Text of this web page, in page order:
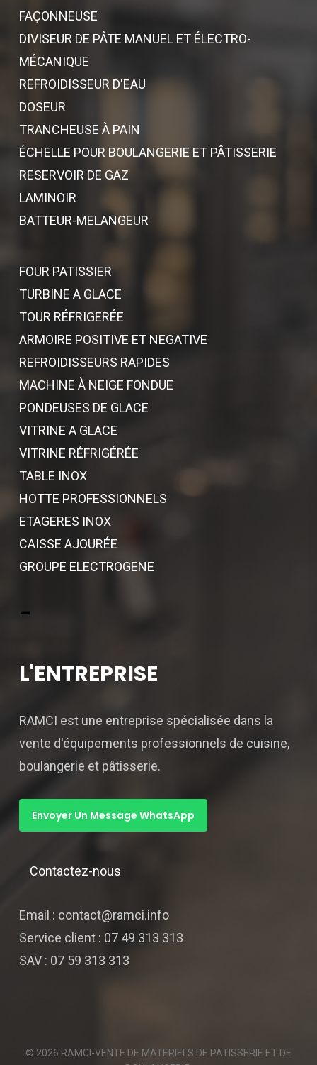
FAÇONNEUSE
DIVISEUR DE PÂTE MANUEL ET ÉLECTRO-
MÉCANIQUE
REFROIDISSEUR D'EAU
DOSEUR
TRANCHEUSE À PAIN
ÉCHELLE POUR BOULANGERIE ET PÂTISSERIE
RESERVOIR DE GAZ
LAMINOIR
BATTEUR-MELANGEUR
FOUR PATISSIER
TURBINE A GLACE
TOUR RÉFRIGERÉE
ARMOIRE POSITIVE ET NEGATIVE
REFROIDISSEURS RAPIDES
MACHINE À NEIGE FONDUE
PONDEUSES DE GLACE
VITRINE A GLACE
VITRINE RÉFRIGÉRÉE
TABLE INOX
HOTTE PROFESSIONNELS
ETAGERES INOX
CAISSE AJOURÉE
GROUPE ELECTROGENE
-
L'ENTREPRISE
RAMCI est une entreprise spécialisée dans la
vente d'équipements professionnels de cuisine,
boulangerie et pâtisserie.
Envoyer Un Message WhatsApp
Contactez-nous
Email : contact@ramci.info
Service client : 07 49 313 313
SAV : 07 59 313 313
© 2026 RAMCI-VENTE DE MATERIELS DE PATISSERIE ET DE